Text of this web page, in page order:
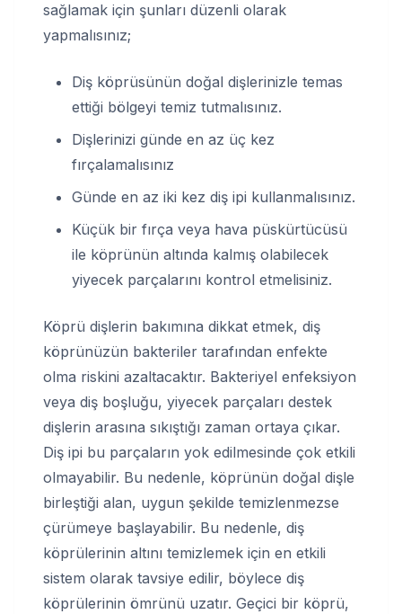
sağlamak için şunları düzenli olarak
yapmalısınız;
Diş köprüsünün doğal dişlerinizle temas
ettiği bölgeyi temiz tutmalısınız.
Dişlerinizi günde en az üç kez
fırçalamalısınız
Günde en az iki kez diş ipi kullanmalısınız.
Küçük bir fırça veya hava püskürtücüsü
ile köprünün altında kalmış olabilecek
yiyecek parçalarını kontrol etmelisiniz.
Köprü dişlerin bakımına dikkat etmek, diş
köprünüzün bakteriler tarafından enfekte
olma riskini azaltacaktır. Bakteriyel enfeksiyon
veya diş boşluğu, yiyecek parçaları destek
dişlerin arasına sıkıştığı zaman ortaya çıkar.
Diş ipi bu parçaların yok edilmesinde çok etkili
olmayabilir. Bu nedenle, köprünün doğal dişle
birleştiği alan, uygun şekilde temizlenmezse
çürümeye başlayabilir. Bu nedenle, diş
köprülerinin altını temizlemek için en etkili
sistem olarak tavsiye edilir, böylece diş
köprülerinin ömrünü uzatır. Geçici bir köprü,